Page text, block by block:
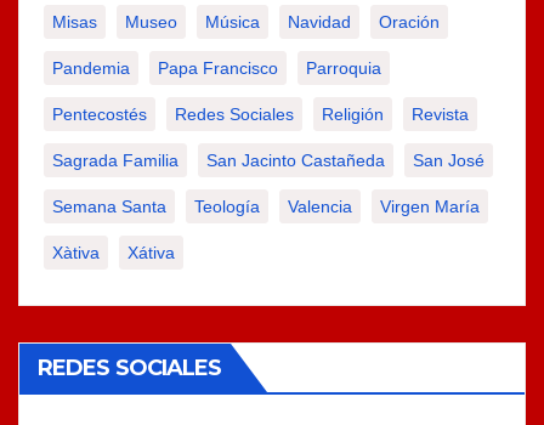
Misas Museo Música Navidad Oración
Pandemia Papa Francisco Parroquia
Pentecostés Redes Sociales Religión Revista
Sagrada Familia San Jacinto Castañeda San José
Semana Santa Teología Valencia Virgen María
Xàtiva Xátiva
REDES SOCIALES